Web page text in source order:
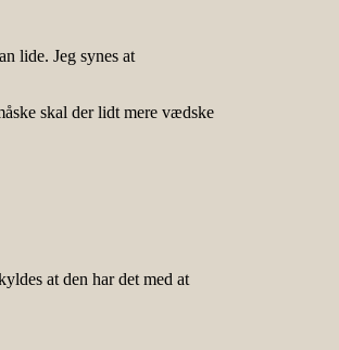
lide. Jeg synes at
skal der lidt mere vædske
at den har det med at